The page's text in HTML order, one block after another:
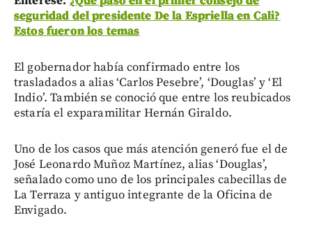
seguridad del presidente De la Espriella en Cali?
Estos fueron los temas
El gobernador había confirmado entre los
trasladados a alias ‘Carlos Pesebre’, ‘Douglas’ y ‘El
Indio’. También se conoció que entre los reubicados
estaría el exparamilitar Hernán Giraldo.
Uno de los casos que más atención generó fue el de
José Leonardo Muñoz Martínez, alias ‘Douglas’,
señalado como uno de los principales cabecillas de
La Terraza y antiguo integrante de la Oficina de
Envigado.